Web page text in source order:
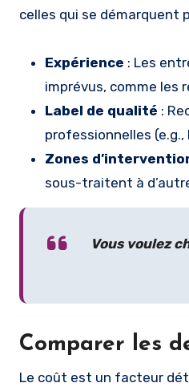
celles qui se démarquent
Expérience : Les
imprévus, comme les
Label de qualité :
professionnelles
Zones
sous-traitent à
Vous voulez
Comparer les
Le coût est un facteur